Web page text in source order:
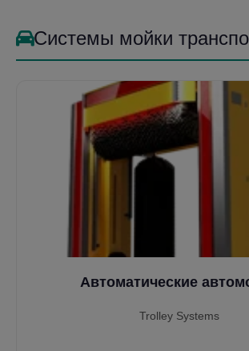
Системы мойки
Автоматические
Trolley Systems